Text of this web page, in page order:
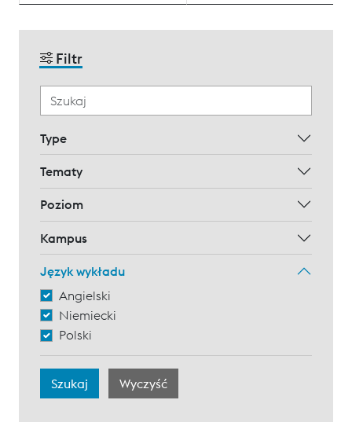
Filtr
Type
Tematy
Poziom
Kampus
Język wykładu
Angielski
Niemiecki
Polski